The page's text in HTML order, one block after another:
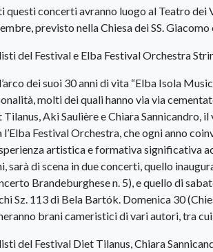
questi concerti avranno luogo al Teatro dei
previsto nella Chiesa dei SS. Giacomo
del Festival e Elba Festival Orchestra
dei suoi 30 anni di vita “Elba Isola
molti dei quali hanno via via
Tilanus, Aki Saulière e Chiara Sannicandro,
l’Elba Festival Orchestra, che ogni anno
artistica e formativa significativa
sarà di scena in due concerti, quello
Brandeburghese n. 5), e quello di
Sz. 113 di Bela Bartók. Domenica 30
brani cameristici di vari autori, tra
del Festival Diet Tilanus, Chiara